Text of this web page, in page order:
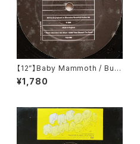
【12”】Baby Mammoth / Bulk
y Cha Chi / Mysterious Mu
ses / The Devil Lies (Pork
¥1,780